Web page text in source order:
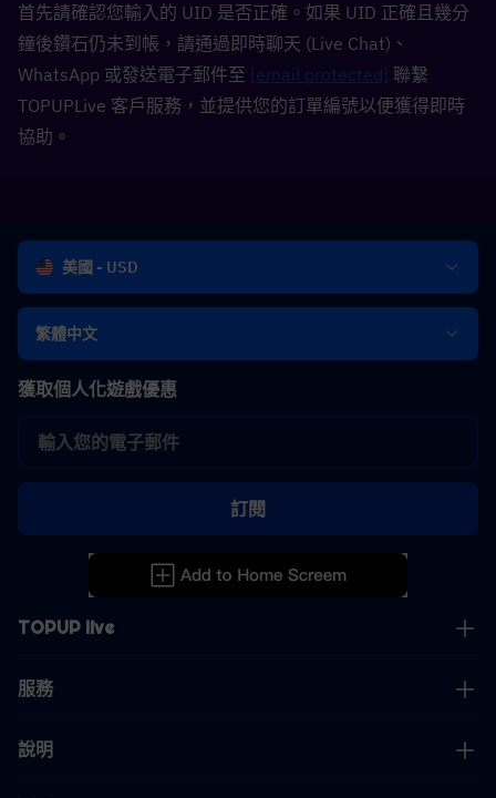
首先請確認您輸入的 UID 是否正確。如果 UID 正確且幾分
鐘後鑽石仍未到帳，請通過即時聊天 (Live Chat)、
WhatsApp 或發送電子郵件至 [email protected] 聯繫
TOPUPLive 客戶服務，並提供您的訂單編號以便獲得即時
協助。
美國 - USD
繁體中文
TOPUP live
服務
說明
獲取個人化遊戲優惠
訂閱